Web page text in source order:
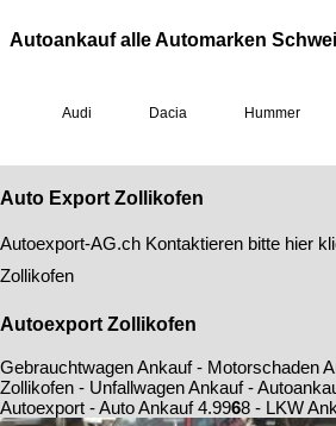
Auto Export Zollikofen
Autoexport-AG.ch Kontaktieren bitte hier
Zollikofen
Autoexport Zollikofen
Gebrauchtwagen Ankauf - Motorschaden
Zollikofen - Unfallwagen Ankauf -
Autoexport - Auto Ankauf4.9968 - LKW